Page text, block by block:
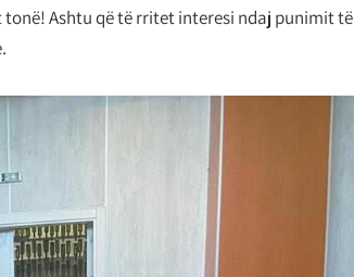
Ashtu që të rritet interesi ndaj punimit të